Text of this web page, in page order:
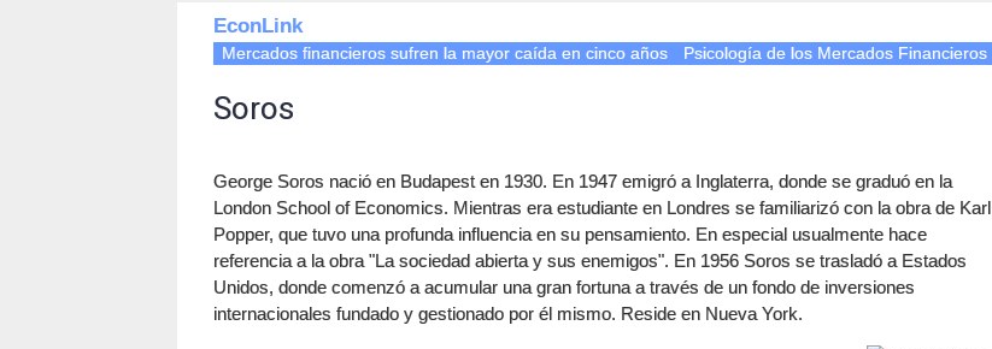
EconLink
Mercados financieros sufren la mayor caída en cinco años Psicología de los Mercados Financieros
Soros
George Soros nació en Budapest en 1930. En 1947 emigró a Inglaterra, donde se graduó en la
London School of Economics. Mientras era estudiante en Londres se familiarizó con la obra de Karl
Popper, que tuvo una profunda influencia en su pensamiento. En especial usualmente hace
referencia a la obra "La sociedad abierta y sus enemigos". En 1956 Soros se trasladó a Estados
Unidos, donde comenzó a acumular una gran fortuna a través de un fondo de inversiones
internacionales fundado y gestionado por él mismo. Reside en Nueva York.